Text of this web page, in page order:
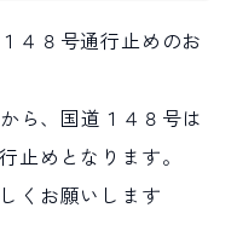
交通情報
４８号通行止めのお
ら、国道１４８号は
止めとなります。
くお願いします